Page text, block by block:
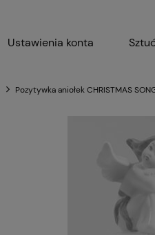
Ustawienia konta
Pozytywka aniołek CHRISTMAS